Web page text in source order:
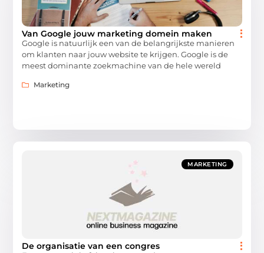
Van Google jouw marketing domein maken
Google is natuurlijk een van de belangrijkste manieren
om klanten naar jouw website te krijgen. Google is de
meest dominante zoekmachine van de hele wereld
Marketing
MARKETING
De organisatie van een congres